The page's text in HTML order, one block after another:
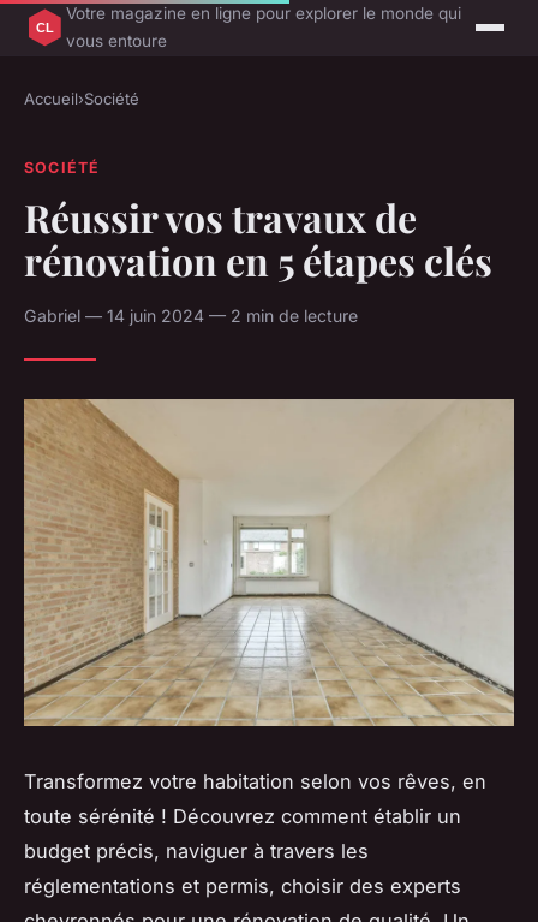
Votre magazine en ligne pour explorer le monde qui
vous entoure
Accueil›Société
SOCIÉTÉ
Réussir vos travaux de
rénovation en 5 étapes clés
Gabriel — 14 juin 2024 — 2 min de lecture
Transformez votre habitation selon vos rêves, en
toute sérénité ! Découvrez comment établir un
budget précis, naviguer à travers les
réglementations et permis, choisir des experts